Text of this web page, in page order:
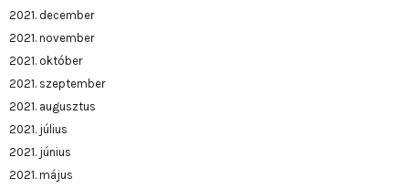
2021. december
2021. november
2021. október
2021. szeptember
2021. augusztus
2021. július
2021. június
2021. május